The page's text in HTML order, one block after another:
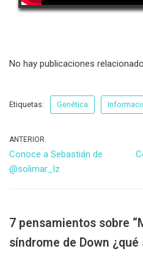
No hay publicaciones
Etiquetas: Genética
ANTERIOR
Conoce a Sebastián de
@solimar_lz
7 pensamientos sobre
síndrome de Down